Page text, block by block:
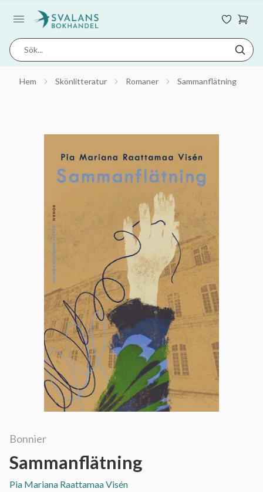
Hem Skönlitteratur Romaner Sammanflätning
Bonnier
Sammanflätning
Pia Mariana Raattamaa Visén